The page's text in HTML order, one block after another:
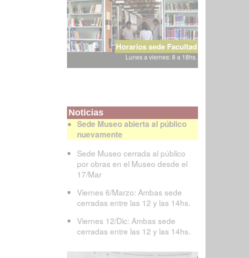
Horarios sede Facultad
Lunes a viernes: 8 a 18hs.
Noticias
Sede Museo abierta al público
nuevamente
Sede Museo cerrada al público
por obras en el Museo desde el
17/Mar
Viernes 6/Marzo: Ambas sede
cerradas entre las 12 y las 14hs.
Viernes 12/Dic: Ambas sede
cerradas entre las 12 y las 14hs.